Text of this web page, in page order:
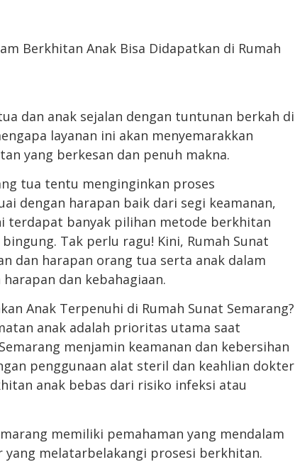
Berkhitan Anak Bisa Didapatkan di Rumah
dan anak sejalan dengan tuntunan berkah di
layanan ini akan menyemarakkan
yang berkesan dan penuh makna.
tua tentu menginginkan proses
dengan harapan baik dari segi keamanan,
terdapat banyak pilihan metode berkhitan
Tak perlu ragu! Kini, Rumah Sunat
dan harapan orang tua serta anak dalam
dan kebahagiaan.
Anak Terpenuhi di Rumah Sunat Semarang?
anak adalah prioritas utama saat
menjamin keamanan dan kebersihan
penggunaan alat steril dan keahlian dokter
anak bebas dari risiko infeksi atau
memiliki pemahaman yang mendalam
melatarbelakangi prosesi berkhitan.